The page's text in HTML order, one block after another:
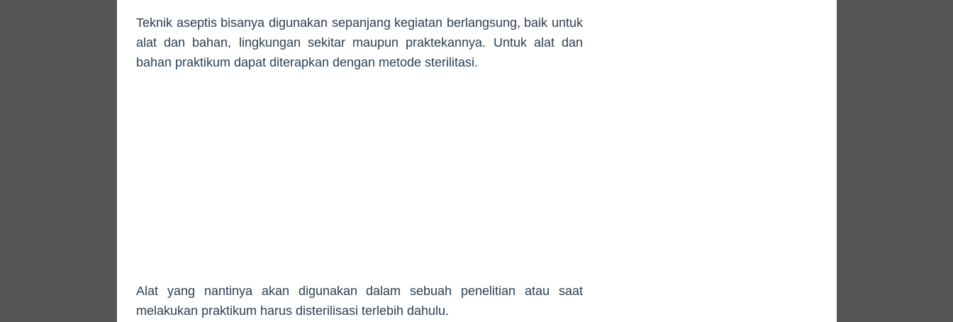
Teknik aseptis bisanya digunakan sepanjang kegiatan berlangsung, baik untuk
alat dan bahan, lingkungan sekitar maupun praktekannya. Untuk alat dan
bahan praktikum dapat diterapkan dengan metode sterilitasi.
Alat yang nantinya akan digunakan dalam sebuah penelitian atau saat
melakukan praktikum harus disterilisasi terlebih dahulu.